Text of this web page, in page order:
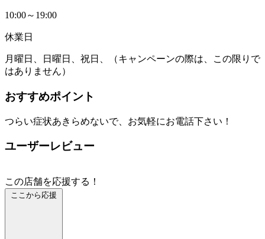
10:00～19:00
休業日
月曜日、日曜日、祝日、（キャンペーンの際は、この限りで
はありません）
おすすめポイント
つらい症状あきらめないで、お気軽にお電話下さい！
ユーザーレビュー
この店舗を応援する！
ここから応援